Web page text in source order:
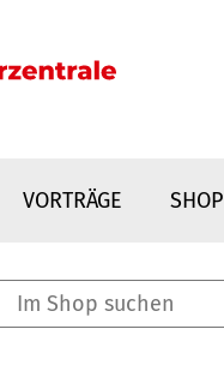
VORTRÄGE SHOP